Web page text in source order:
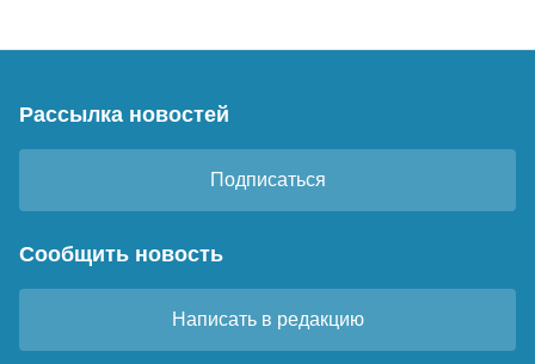
Рассылка новостей
Подписаться
Сообщить новость
Написать в редакцию